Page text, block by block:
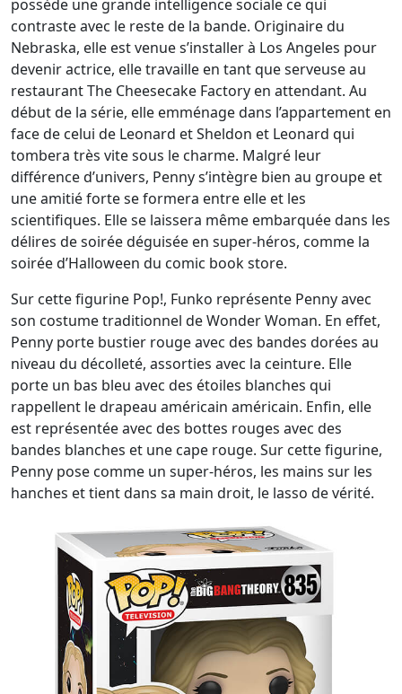
possède une grande intelligence sociale ce qui
contraste avec le reste de la bande. Originaire du
Nebraska, elle est venue s’installer à Los Angeles pour
devenir actrice, elle travaille en tant que serveuse au
restaurant The Cheesecake Factory en attendant. Au
début de la série, elle emménage dans l’appartement en
face de celui de Leonard et Sheldon et Leonard qui
tombera très vite sous le charme. Malgré leur
différence d’univers, Penny s’intègre bien au groupe et
une amitié forte se formera entre elle et les
scientifiques. Elle se laissera même embarquée dans les
délires de soirée déguisée en super-héros, comme la
soirée d’Halloween du comic book store.
Sur cette figurine Pop!, Funko représente Penny avec
son costume traditionnel de Wonder Woman. En effet,
Penny porte bustier rouge avec des bandes dorées au
niveau du décolleté, assorties avec la ceinture. Elle
porte un bas bleu avec des étoiles blanches qui
rappellent le drapeau américain américain. Enfin, elle
est représentée avec des bottes rouges avec des
bandes blanches et une cape rouge. Sur cette figurine,
Penny pose comme un super-héros, les mains sur les
hanches et tient dans sa main droit, le lasso de vérité.